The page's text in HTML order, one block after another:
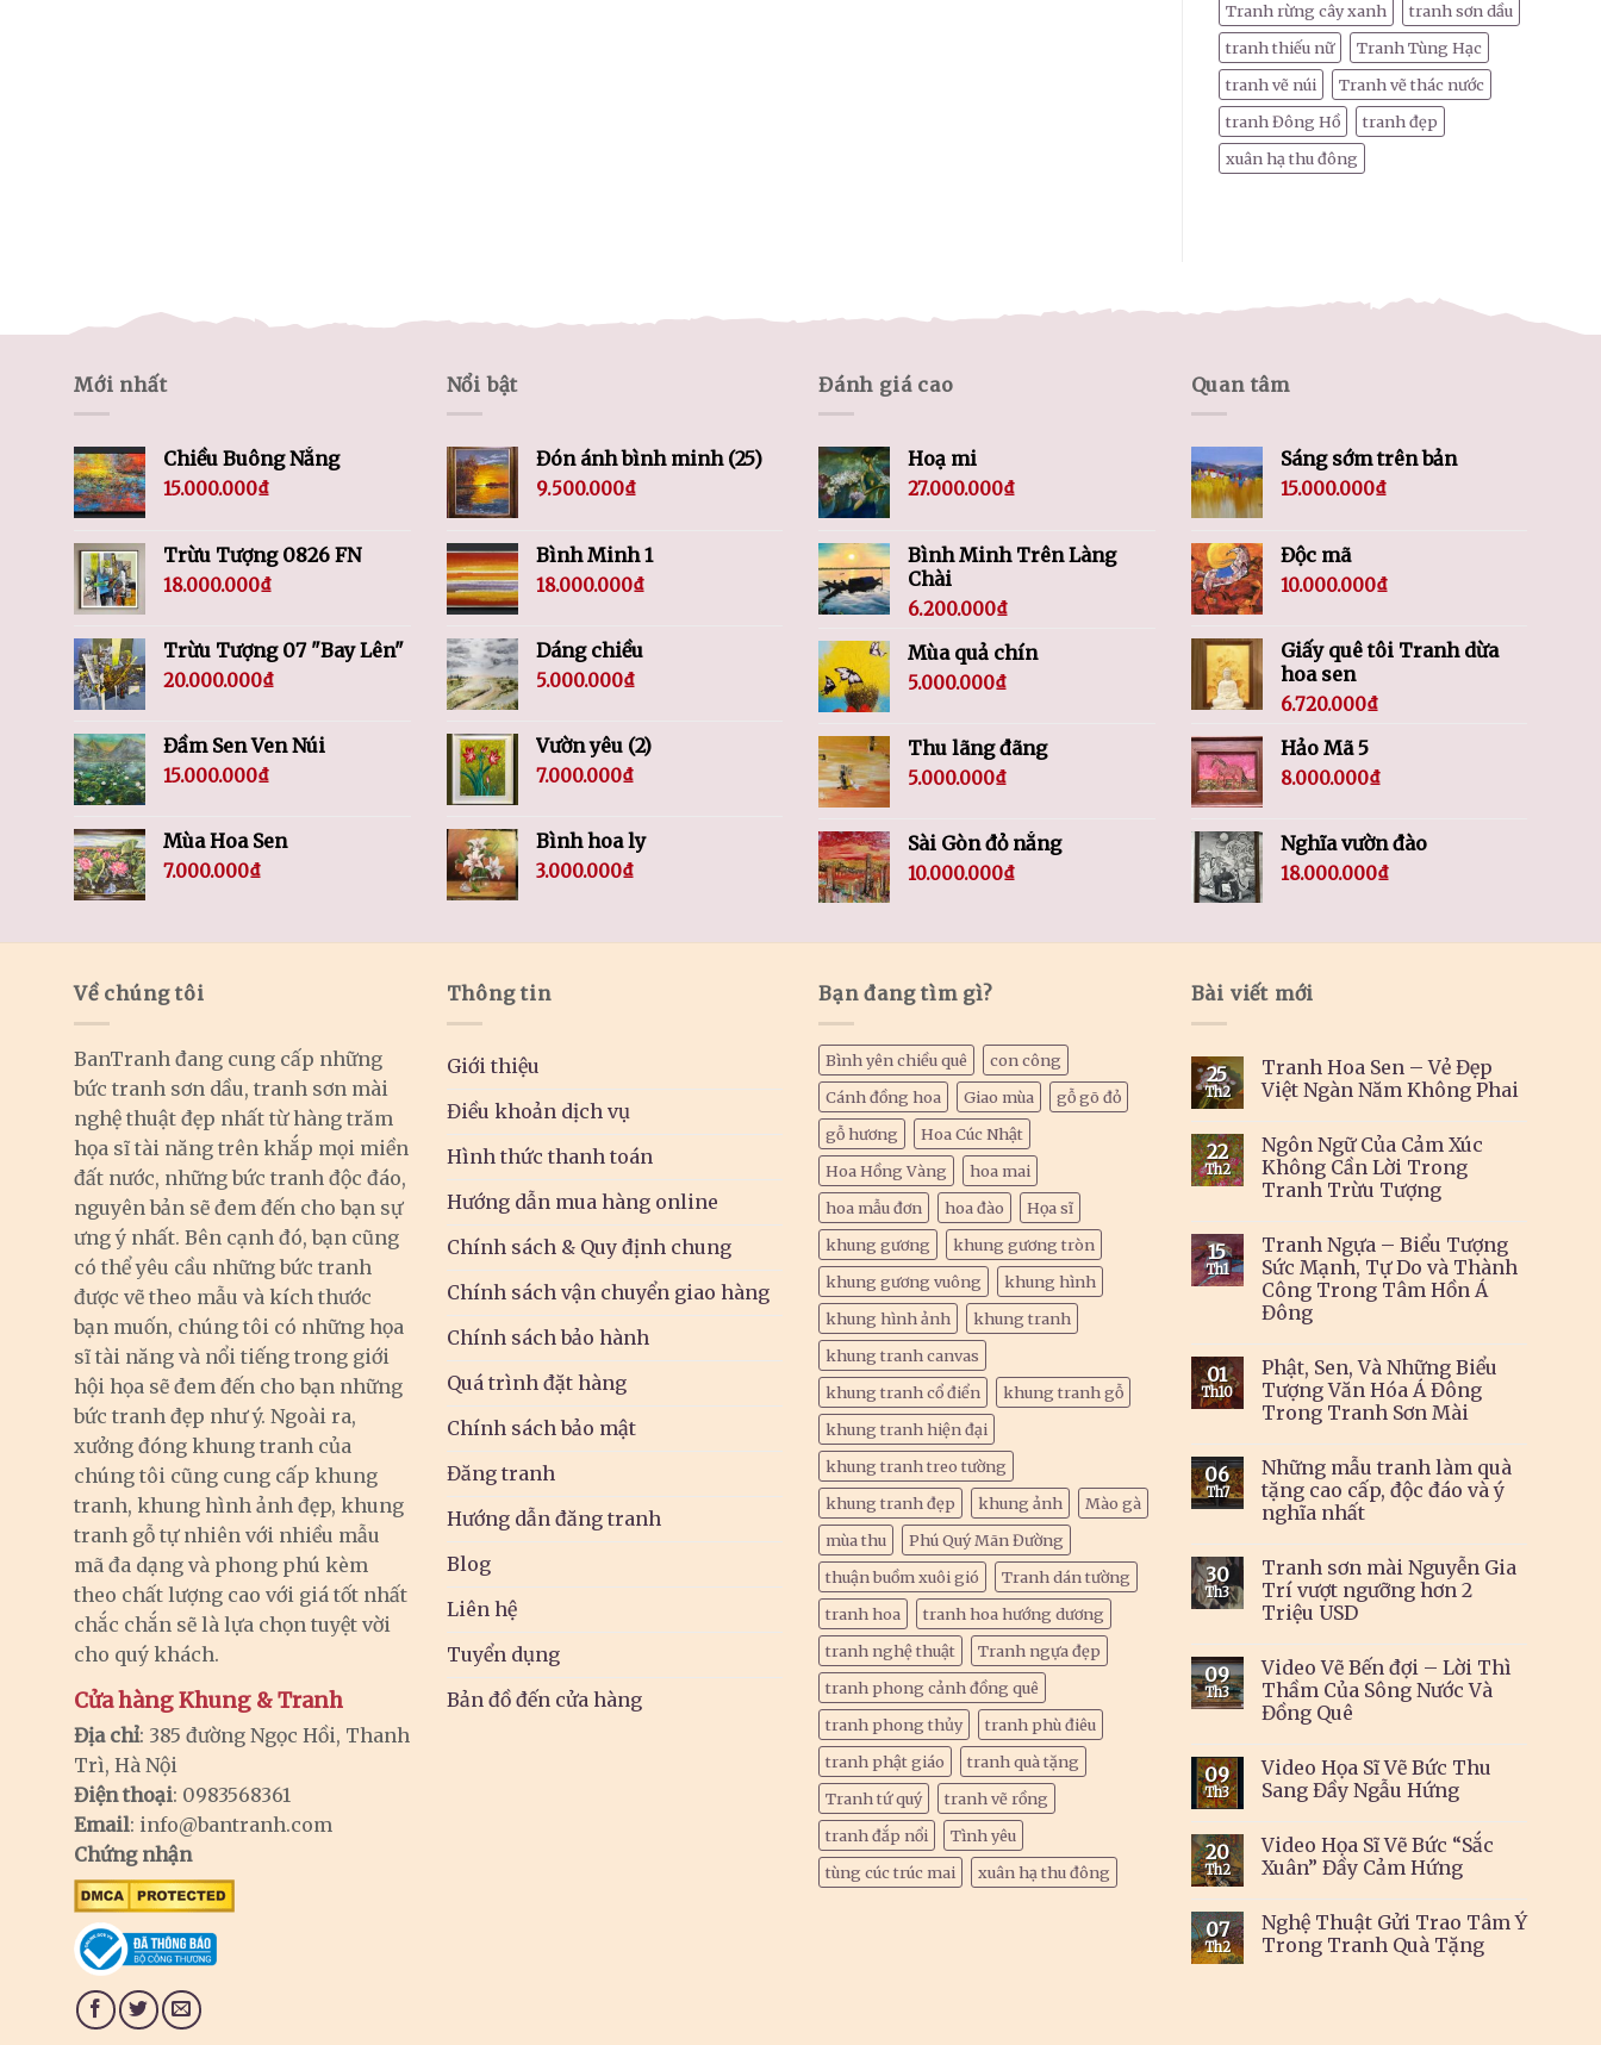
Tranh rừng cây xanh
tranh sơn dầu
tranh thiếu nữ
Tranh Tùng Hạc
tranh vẽ núi
Tranh vẽ thác nước
tranh Đông Hồ
tranh đẹp
xuân hạ thu đông
Mới nhất
Chiều Buông Nắng
15.000.000₫
Trừu Tượng 0826 FN
18.000.000₫
Trừu Tượng 07 "Bay Lên"
20.000.000₫
Đầm Sen Ven Núi
15.000.000₫
Mùa Hoa Sen
7.000.000₫
Nổi bật
Đón ánh bình minh (25)
9.500.000₫
Bình Minh 1
18.000.000₫
Dáng chiều
5.000.000₫
Vườn yêu (2)
7.000.000₫
Bình hoa ly
3.000.000₫
Đánh giá cao
Hoạ mi
27.000.000₫
Bình Minh Trên Làng
Chài
6.200.000₫
Mùa quả chín
5.000.000₫
Thu lãng đãng
5.000.000₫
Sài Gòn đỏ nắng
10.000.000₫
Quan tâm
Sáng sớm trên bản
15.000.000₫
Độc mã
10.000.000₫
Giấy quê tôi Tranh dừa
hoa sen
6.720.000₫
Hảo Mã 5
8.000.000₫
Nghĩa vườn đào
18.000.000₫
Về chúng tôi
BanTranh đang cung cấp những
bức tranh sơn dầu, tranh sơn mài
nghệ thuật đẹp nhất từ hàng trăm
họa sĩ tài năng trên khắp mọi miền
đất nước, những bức tranh độc đáo,
nguyên bản sẽ đem đến cho bạn sự
ưng ý nhất. Bên cạnh đó, bạn cũng
có thể yêu cầu những bức tranh
được vẽ theo mẫu và kích thước
bạn muốn, chúng tôi có những họa
sĩ tài năng và nổi tiếng trong giới
hội họa sẽ đem đến cho bạn những
bức tranh đẹp như ý. Ngoài ra,
xưởng đóng khung tranh của
chúng tôi cũng cung cấp khung
tranh, khung hình ảnh đẹp, khung
tranh gỗ tự nhiên với nhiều mẫu
mã đa dạng và phong phú kèm
theo chất lượng cao với giá tốt nhất
chắc chắn sẽ là lựa chọn tuyệt vời
cho quý khách.
Cửa hàng Khung & Tranh
Địa chỉ: 385 đường Ngọc Hồi, Thanh
Trì, Hà Nội
Điện thoại: 0983568361
Email: info@bantranh.com
Chứng nhận
Thông tin
Giới thiệu
Điều khoản dịch vụ
Hình thức thanh toán
Hướng dẫn mua hàng online
Chính sách & Quy định chung
Chính sách vận chuyển giao hàng
Chính sách bảo hành
Quá trình đặt hàng
Chính sách bảo mật
Đăng tranh
Hướng dẫn đăng tranh
Blog
Liên hệ
Tuyển dụng
Bản đồ đến cửa hàng
Bạn đang tìm gì?
Bình yên chiều quê
con công
Cánh đồng hoa
Giao mùa
gỗ gõ đỏ
gỗ hương
Hoa Cúc Nhật
Hoa Hồng Vàng
hoa mai
hoa mẫu đơn
hoa đào
Họa sĩ
khung gương
khung gương tròn
khung gương vuông
khung hình
khung hình ảnh
khung tranh
khung tranh canvas
khung tranh cổ điển
khung tranh gỗ
khung tranh hiện đại
khung tranh treo tường
khung tranh đẹp
khung ảnh
Mào gà
mùa thu
Phú Quý Mãn Đường
thuận buồm xuôi gió
Tranh dán tường
tranh hoa
tranh hoa hướng dương
tranh nghệ thuật
Tranh ngựa đẹp
tranh phong cảnh đồng quê
tranh phong thủy
tranh phù điêu
tranh phật giáo
tranh quà tặng
Tranh tứ quý
tranh vẽ rồng
tranh đắp nổi
Tình yêu
tùng cúc trúc mai
xuân hạ thu đông
Bài viết mới
25
Th2
Tranh Hoa Sen – Vẻ Đẹp
Việt Ngàn Năm Không Phai
22
Th2
Ngôn Ngữ Của Cảm Xúc
Không Cần Lời Trong
Tranh Trừu Tượng
15
Th1
Tranh Ngựa – Biểu Tượng
Sức Mạnh, Tự Do và Thành
Công Trong Tâm Hồn Á
Đông
01
Th10
Phật, Sen, Và Những Biểu
Tượng Văn Hóa Á Đông
Trong Tranh Sơn Mài
06
Th7
Những mẫu tranh làm quà
tặng cao cấp, độc đáo và ý
nghĩa nhất
30
Th3
Tranh sơn mài Nguyễn Gia
Trí vượt ngưỡng hơn 2
Triệu USD
09
Th3
Video Vẽ Bến đợi – Lời Thì
Thầm Của Sông Nước Và
Đồng Quê
09
Th3
Video Họa Sĩ Vẽ Bức Thu
Sang Đầy Ngẫu Hứng
20
Th2
Video Họa Sĩ Vẽ Bức “Sắc
Xuân” Đầy Cảm Hứng
07
Th2
Nghệ Thuật Gửi Trao Tâm Ý
Trong Tranh Quà Tặng